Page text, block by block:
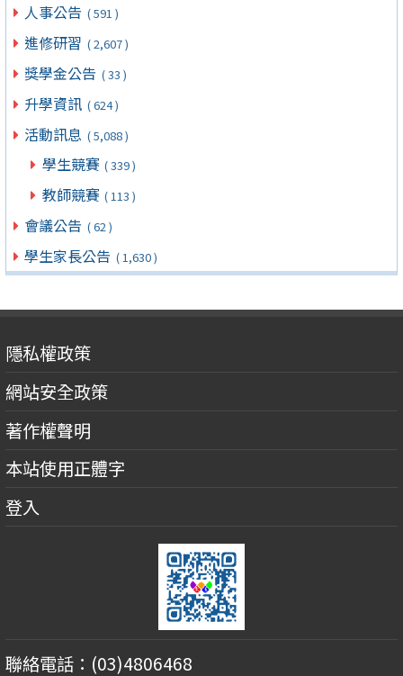
人事公告 ( 591 )
進修研習 ( 2,607 )
獎學金公告 ( 33 )
升學資訊 ( 624 )
活動訊息 ( 5,088 )
學生競賽 ( 339 )
教師競賽 ( 113 )
會議公告 ( 62 )
學生家長公告 ( 1,630 )
隱私權政策
網站安全政策
著作權聲明
本站使用正體字
登入
聯絡電話：(03)4806468